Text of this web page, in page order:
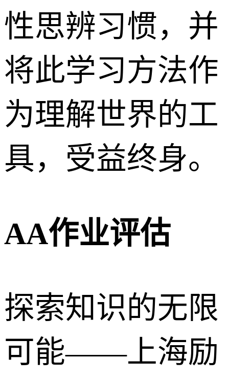
性思辨习惯，并
将此学习方法作
为理解世界的工
具，受益终身。
AA作业评估
探索知识的无限
可能——上海励